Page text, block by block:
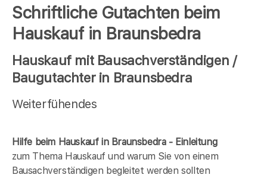
Schriftliche Gutachten beim
Hauskauf in Braunsbedra
Hauskauf mit Bausachverständigen /
Baugutachter in Braunsbedra
Weiterfühendes
Hilfe beim Hauskauf in Braunsbedra - Einleitung
zum Thema Hauskauf und warum Sie von einem
Bausachverständigen begleitet werden sollten